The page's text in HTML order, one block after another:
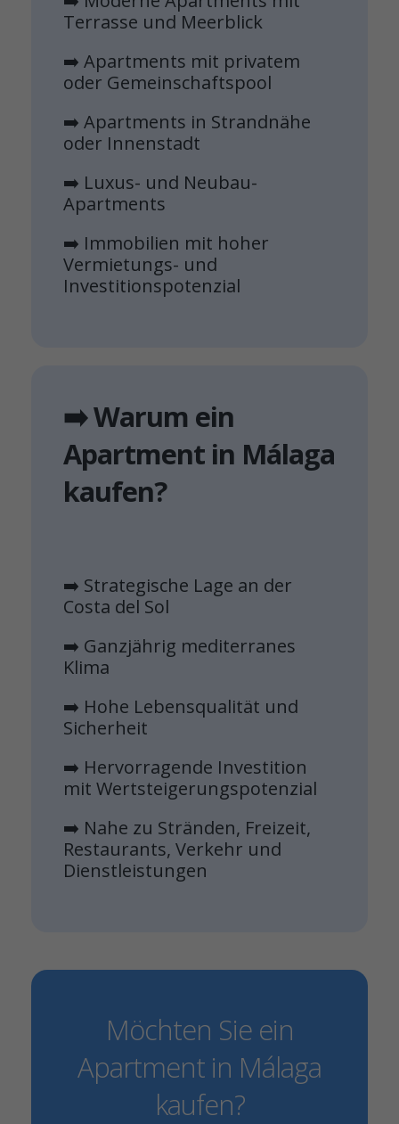
Terrasse und Meerblick
➡️ Apartments mit privatem
oder Gemeinschaftspool
➡️ Apartments in Strandnähe
oder Innenstadt
➡️ Luxus- und Neubau-
Apartments
➡️ Immobilien mit hoher
Vermietungs- und
Investitionspotenzial
➡️ Warum ein
Apartment in Málaga
kaufen?
➡️ Strategische Lage an der
Costa del Sol
➡️ Ganzjährig mediterranes
Klima
➡️ Hohe Lebensqualität und
Sicherheit
➡️ Hervorragende Investition
mit Wertsteigerungspotenzial
➡️ Nahe zu Stränden, Freizeit,
Restaurants, Verkehr und
Dienstleistungen
Möchten Sie ein
Apartment in Málaga
kaufen?